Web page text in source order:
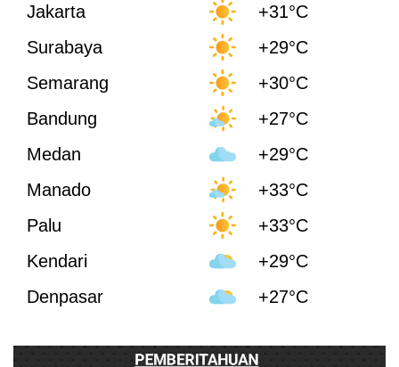
Jakarta
+31°C
Surabaya
+29°C
Semarang
+30°C
Bandung
+27°C
Medan
+29°C
Manado
+33°C
Palu
+33°C
Kendari
+29°C
Denpasar
+27°C